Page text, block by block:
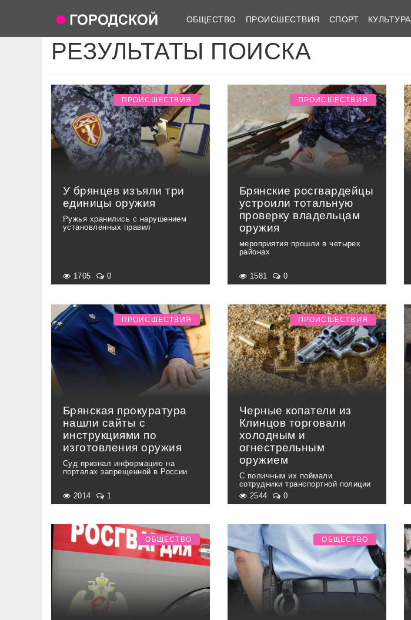
ОБЩЕСТВО ПРОИСШЕСТВИЯ СПОРТ КУЛЬТУРА
РЕЗУЛЬТАТЫ ПОИСКА
У брянцев изъяли три
единицы оружия
Ружья хранились с нарушением
установленных правил
ПРОИСШЕСТВИЯ
1705 0
Брянские росгвардейцы
устроили тотальную
проверку владельцам
оружия
мероприятия прошли в четырех
районах
ПРОИСШЕСТВИЯ
1581 0
Брянская прокуратура
нашли сайты с
инструкциями по
изготовления оружия
Суд признал информацию на
порталах запрещенной в России
ПРОИСШЕСТВИЯ
2014 1
Черные копатели из
Клинцов торговали
холодным и
огнестрельным
оружием
С поличным их поймали
сотрудники транспортной полиции
ПРОИСШЕСТВИЯ
2544 0
ОБЩЕСТВО ОБЩЕСТВО